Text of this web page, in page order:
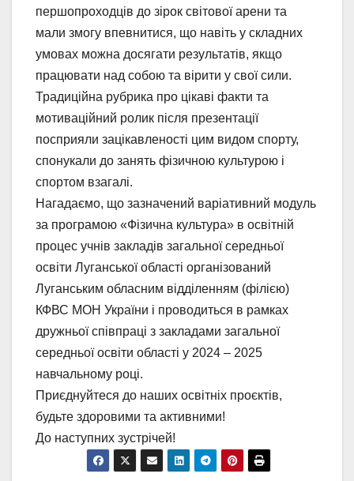
першопроходців до зірок світової арени та
мали змогу впевнитися, що навіть у складних
умовах можна досягати результатів, якщо
працювати над собою та вірити у свої сили.
Традиційна рубрика про цікаві факти та
мотиваційний ролик після презентації
посприяли зацікавленості цим видом спорту,
спонукали до занять фізичною культурою і
спортом взагалі.
Нагадаємо, що зазначений варіативний модуль
за програмою «Фізична культура» в освітній
процес учнів закладів загальної середньої
освіти Луганської області організований
Луганським обласним відділенням (філією)
КФВС МОН України і проводиться в рамках
дружньої співпраці з закладами загальної
середньої освіти області у 2024 – 2025
навчальному році.
Приєднуйтеся до наших освітніх проєктів,
будьте здоровими та активними!
До наступних зустрічей!